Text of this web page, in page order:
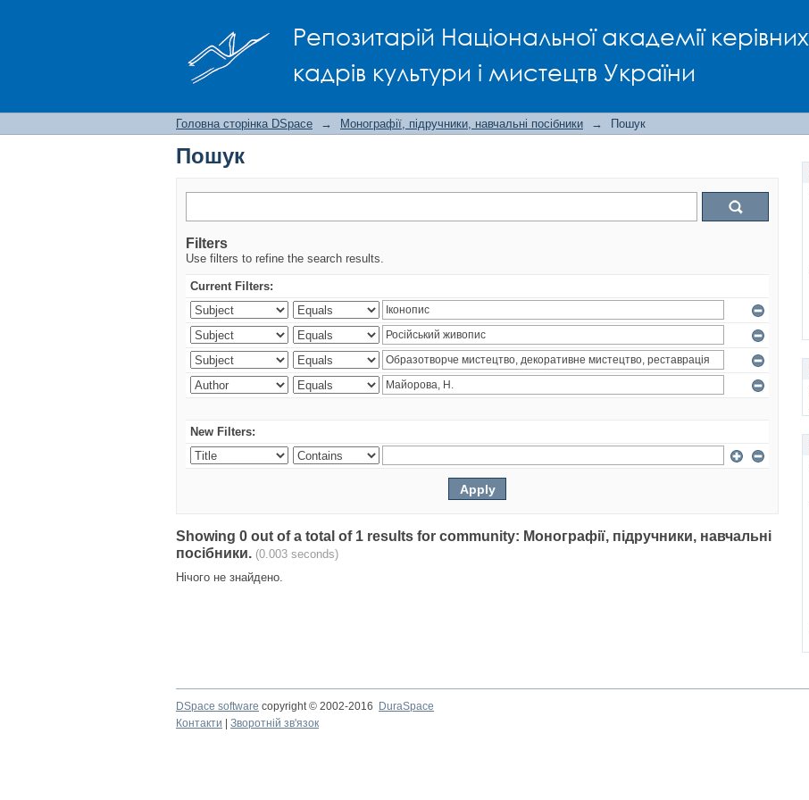
Репозитарій Національної академії керівних
кадрів культури і мистецтв України
Головна сторінка DSpace → Монографії, підручники, навчальні посібники → Пошук
Пошук
Filters
Use filters to refine the search results.
Current Filters:
New Filters:
Showing 0 out of a total of 1 results for community: Монографії, підручники, навчальні
посібники. (0.003 seconds)
Нічого не знайдено.
DSpace software copyright © 2002-2016 DuraSpace
Контакти
Зворотній зв'язок